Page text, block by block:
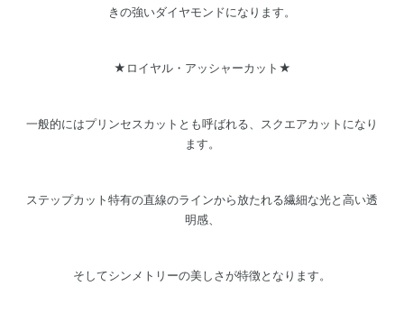
きの強いダイヤモンドになります。
★ロイヤル・アッシャーカット★
一般的にはプリンセスカットとも呼ばれる、スクエアカットになり
ます。
ステップカット特有の直線のラインから放たれる繊細な光と高い透
明感、
そしてシンメトリーの美しさが特徴となります。